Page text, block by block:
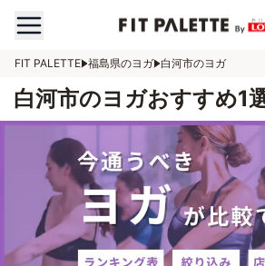
FIT PALETTE 福島県のヨガ 白河市のヨガ
白河市のヨガおすすめ1